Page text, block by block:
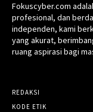
Fokuscyber.com
profesional, dan
independen, kami
yang akurat,
ruang aspirasi bagi
REDAKSI
KODE ETIK